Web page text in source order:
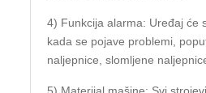
4) Funkcija alarma: Uređaj će
kada se pojave problemi,
naljepnice, slomljene